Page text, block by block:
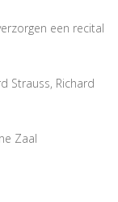
een recital
Strauss, Richard
Zaal